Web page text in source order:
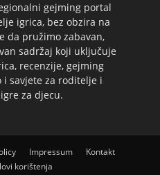
gejming portal
igrica, bez obzira na
da pružimo zabavan,
sadržaj koji uključuje
recenzije, gejming
savjete za roditelje i
za djecu.
Impressum
Kontakt
korištenja